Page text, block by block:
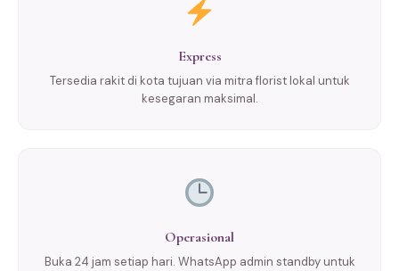
Express
Tersedia rakit di kota tujuan via mitra florist lokal untuk
kesegaran maksimal.
Operasional
Buka 24 jam setiap hari. WhatsApp admin standby untuk